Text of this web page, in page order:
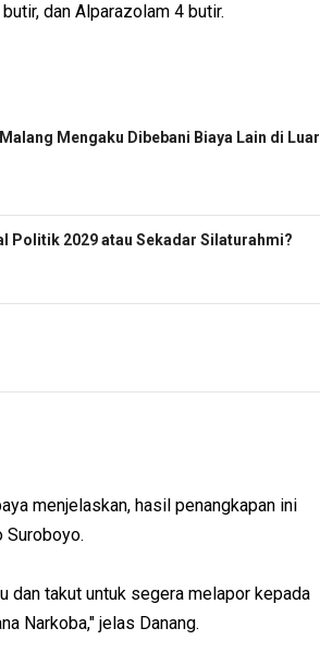
dan Alparazolam 4 butir.
Mengaku Dibebani Biaya Lain di Luar
Politik 2029 atau Sekadar Silaturahmi?
menjelaskan, hasil penangkapan ini
Suroboyo.
dan takut untuk segera melapor kepada
Narkoba," jelas Danang.